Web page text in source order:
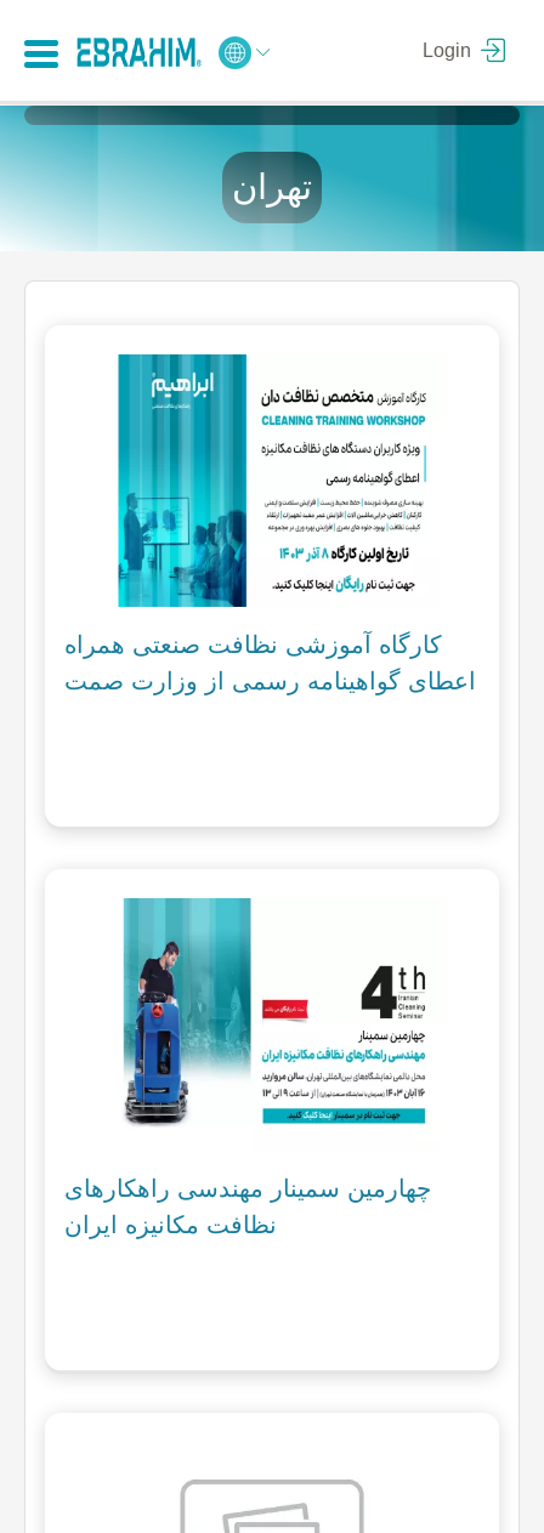
Login
تهران
کارگاه آموزشی نظافت صنعتی همراه
اعطای گواهینامه رسمی از وزارت صمت
چهارمین سمینار مهندسی راهکارهای
نظافت مکانیزه ایران